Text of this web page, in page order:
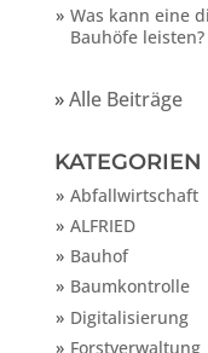
Was kann eine
Bauhöfe leisten?
»Alle Beiträge
KATEGORIEN
Abfallwirtschaft
ALFRIED
Bauhof
Baumkontrolle
Digitalisierung
Forstverwaltung